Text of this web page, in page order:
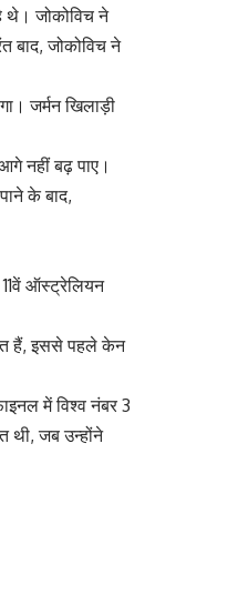
थे। जोकोविच ने
बाद, जोकोविच ने
जर्मन खिलाड़ी
नहीं बढ़ पाए।
के बाद,
11वें ऑस्ट्रेलियन
हैं, इससे पहले केन
में विश्व नंबर 3
थी, जब उन्होंने